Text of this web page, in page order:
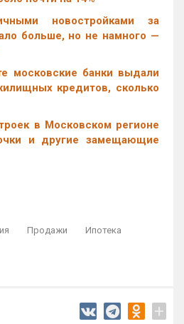
новостройками за
больше, но не намного —
московские банки выдали
кредитов, сколько
в Московском регионе
и другие замещающие
Продажи
Ипотека
+